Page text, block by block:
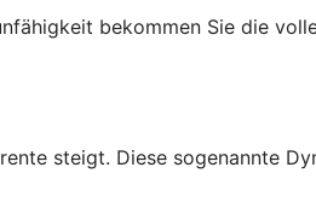
bekommen Sie die
steigt. Diese sogenannte